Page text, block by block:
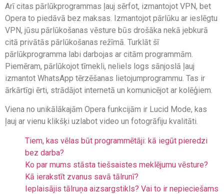
Arī citas pārlūkprogrammas ļauj sērfot, izmantojot VPN, bet
Opera to piedāvā bez maksas. Izmantojot pārlūku ar ieslēgtu
VPN, jūsu pārlūkošanas vēsture būs drošāka nekā jebkurā
citā privātās pārlūkošanas režīmā. Turklāt šī
pārlūkprogramma labi darbojas ar citām programmām.
Piemēram, pārlūkojot tīmekli, neliels logs sānjoslā ļauj
izmantot WhatsApp tērzēšanas lietojumprogrammu. Tas ir
ārkārtīgi ērti, strādājot internetā un komunicējot ar kolēģiem.
Viena no unikālākajām Opera funkcijām ir Lucid Mode, kas
ļauj ar vienu klikšķi uzlabot video un fotogrāfiju kvalitāti.
Tiem, kas vēlas būt programmētāji: kā iegūt pieredzi
bez darba?
Ko par mums stāsta tiešsaistes meklējumu vēsture?
Kā ierakstīt zvanus savā tālrunī?
Ieplaisājis tālruņa aizsargstikls? Vai to ir nepieciešams